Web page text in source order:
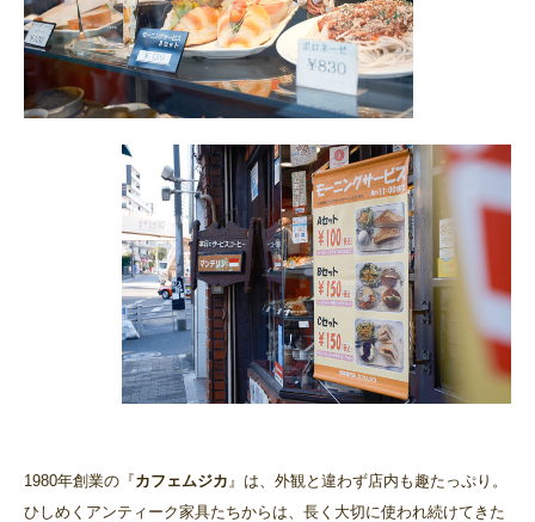
1980年創業の『カフェムジカ』は、外観と違わず店内も趣たっぷり。
ひしめくアンティーク家具たちからは、長く大切に使われ続けてきた